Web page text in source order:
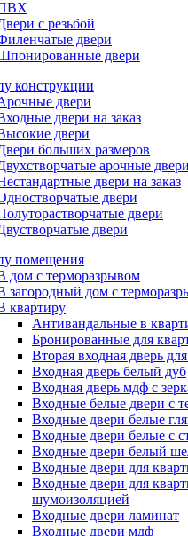
с резьбой
двери
двери
конструкции
двери
двери на заказ
двери
больших размеров
арочные двери
двери на заказ
двери
двери
двери
помещения
дом с терморазрывом
загородный дом с
квартиру
Антивандальные в
Бронированные для
Вторая входная дверь
Входная дверь белый дуб
Входная дверь мдф с
Входные белые двери с
Входные двери белые
Входные двери белые с
Входные двери белый
Входные двери для
Входные двери для
шумоизоляцией
Входные двери ламинат
Входные двери мдф